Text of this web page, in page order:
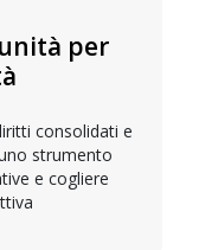
La
guida per